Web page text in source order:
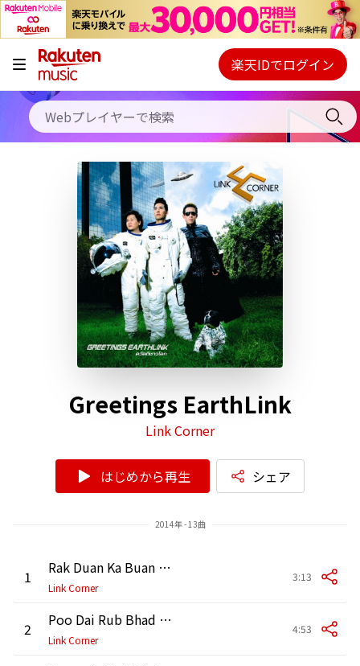
キャンペーン
料金プラン
使い方
初回30日間無料お試し
Webプレイヤー
ご契約内容の確認・変更
楽天IDでログイン
Greetings EarthLink
Link Corner
はじめから再生 シェア
2014年 - 13曲
1 Rak Duan Ka Buan Sud Tay
Link Corner
3:13
2 Poo Dai Rub Bhad Jheb
Link Corner
4:53